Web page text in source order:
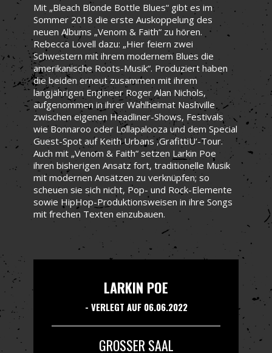
Mit „Bleach Blonde Bottle Blues“ gibt es im
Sommer 2018 die erste Auskoppelung des
neuen Albums „Venom & Faith“ zu hören.
Rebecca Lovell dazu: „Hier feiern zwei
Schwestern mit ihrem modernem Blues die
amerikanische Roots-Musik“. Produziert haben
die beiden erneut zusammen mit ihrem
langjährigen Engineer Roger Alan Nichols,
aufgenommen in ihrer Wahlheimat Nashville
zwischen eigenen Headliner-Shows, Festivals
wie Bonnaroo oder Lollapalooza und dem Special
Guest-Spot auf Keith Urbans ‚GrafittiU‘-Tour.
Auch mit „Venom & Faith“ setzen Larkin Poe
ihren bisherigen Ansatz fort, traditionelle Musik
mit modernen Ansätzen zu verknüpfen; so
scheuen sie sich nicht, Pop- und Rock-Elemente
sowie HipHop-Produktionsweisen in ihre Songs
mit frechen Texten einzubauen.
LARKIN POE
- VERLEGT AUF 06.06.2022
GROSSER SAAL